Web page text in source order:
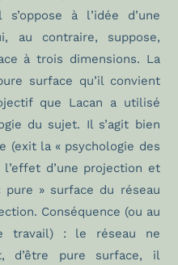
à l’idée d’une
au contraire, suppose,
à trois dimensions. La
surface qu’il convient
que Lacan a utilisé
du sujet. Il s’agit bien
(exit la « psychologie des
d’une projection et
» surface du réseau
Conséquence (ou au
travail) : le réseau ne
d’être pure surface, il